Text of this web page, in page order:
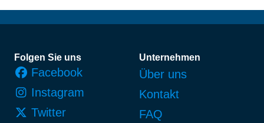
Fußzeile
Folgen Sie uns
Facebook
Instagram
Twitter
Unternehmen
Über uns
Kontakt
FAQ